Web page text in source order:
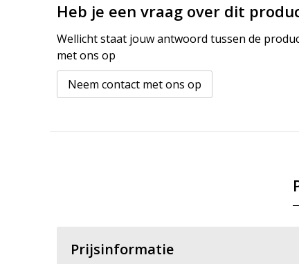
Heb je een vraag over dit
Wellicht staat jouw antwoord tussen de
met ons op
Neem contact met ons op
Prijsinformatie